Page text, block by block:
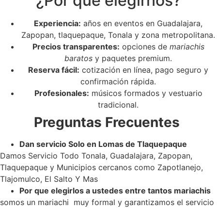
Experiencia: años en eventos en Guadalajara,
Zapopan, tlaquepaque, Tonala y zona metropolitana.
Precios transparentes: opciones de mariachis
baratos y paquetes premium.
Reserva fácil: cotización en línea, pago seguro y
confirmación rápida.
Profesionales: músicos formados y vestuario
tradicional.
Preguntas Frecuentes
Dan servicio Solo en Lomas de Tlaquepaque
Damos Servicio Todo Tonala, Guadalajara, Zapopan,
Tlaquepaque y Municipios cercanos como Zapotlanejo,
Tlajomulco, El Salto Y Mas
Por que elegirlos a ustedes entre tantos mariachis
somos un mariachi muy formal y garantizamos el servicio